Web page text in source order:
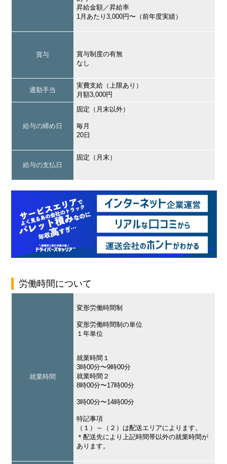
昇給金額／昇給率
1月あたり3,000円〜（前年度実績）
賞与
賞与制度の有無
なし
通勤手当
実費支給（上限あり）
月額3,000円
給与の締め日
固定（月末以外）
毎月
20日
給与の支払日
固定（月末）
労働時間について
就業時間
変形労働時間制
変形労働時間制の単位
１年単位
就業時間１
3時00分〜9時00分
就業時間２
8時00分〜17時00分
3時00分〜14時00分
特記事項
（１）～（２）は配送エリアによります。
＊配送先により上記時間帯以外の就業時間が
あります。